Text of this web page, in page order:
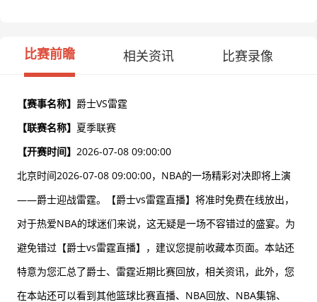
比赛前瞻 相关资讯 比赛录像
【赛事名称】 爵士VS雷霆
【联赛名称】 夏季联赛
【开赛时间】 2026-07-08 09:00:00
北京时间2026-07-08 09:00:00，NBA的一场精彩对决即将上演
——爵士迎战雷霆。【爵士vs雷霆直播】将准时免费在线放出，
对于热爱NBA的球迷们来说，这无疑是一场不容错过的盛宴。为
避免错过【爵士vs雷霆直播】，建议您提前收藏本页面。本站还
特意为您汇总了爵士、雷霆近期比赛回放，相关资讯，此外，您
在本站还可以看到其他篮球比赛直播、NBA回放、NBA集锦、